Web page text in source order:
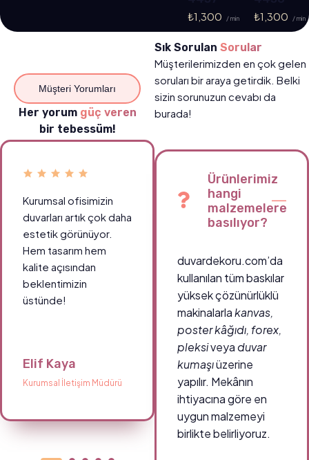
₺1,300 / min
₺1,300 / min
Müşteri Yorumları
Her yorum güç veren
bir tebessüm!
Kurumsal ofisimizin
duvarları artık çok daha
estetik görünüyor.
Hem tasarım hem
kalite açısından
beklentimizin
üstünde!
Elif Kaya
Kurumsal İletişim Müdürü
Okul koridorlarımızda
öğrencilerin ilgisini
çeken canlı tablolar
daha enerjik.
Teşekkürler
duvardekoru.com!
Ahmet Demir
Okul Müdürü
Sık Sorulan Sorular
Müşterilerimizden en çok gelen
soruları bir araya getirdik. Belki
sizin sorunuzun cevabı da
burada!
Ürünlerimiz
hangi
malzemelere
basılıyor?
duvardekoru.com’da
kullanılan tüm baskılar
yüksek çözünürlüklü
makinalarlakanvas,
poster kâğıdı, forex,
pleksiveya duvar
kumaşıüzerine
yapılır. Mekânın
ihtiyacına göre en
uygun malzemeyi
birlikte belirliyoruz.